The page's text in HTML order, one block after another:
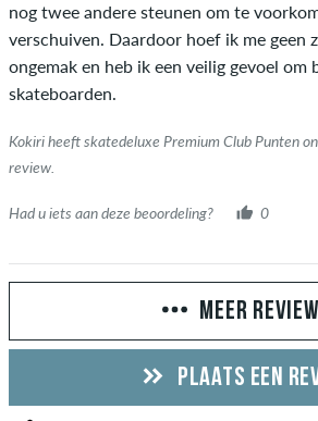
nog twee andere steunen om te
verschuiven. Daardoor hoef ik me geen
ongemak en heb ik een veilig gevoel om
skateboarden.
Kokiri heeft skatedeluxe Premium Club Punten
review.
Had u iets aan deze beoordeling? 0
MEER
PLAATS EEN